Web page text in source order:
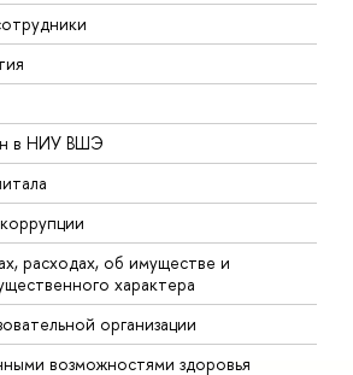
в НИУ ВШЭ
расходах, об имуществе и
характера
организации
возможностями здоровья